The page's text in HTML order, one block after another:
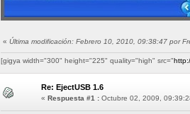
« Última modificación: Febrero 10, 2010, 09:38:47 por
[gigya width="300" height="225" quality="high" src="
Re: EjectUSB 1.6
« Respuesta #1 : Octubre 02, 2009,